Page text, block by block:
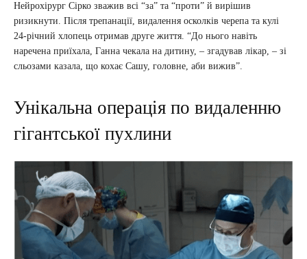
Нейрохірург Сірко зважив всі “за” та “проти” й вирішив
ризикнути. Після трепанації, видалення осколків черепа та кулі
24-річний хлопець отримав друге життя. “До нього навіть
наречена приїхала, Ганна чекала на дитину, – згадував лікар, – зі
сльозами казала, що кохає Сашу, головне, аби вижив”.
Унікальна операція по видаленню
гігантської пухлини